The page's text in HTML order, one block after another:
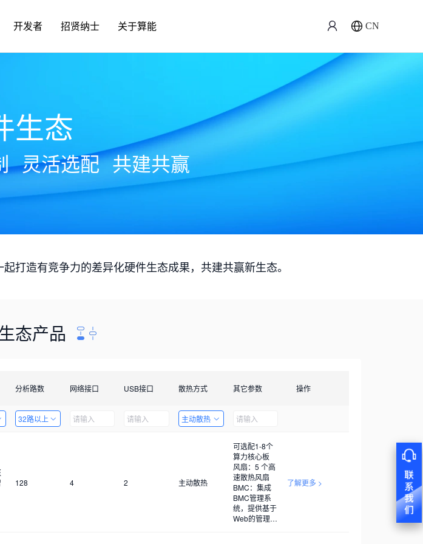
开发者 招贤纳士 关于算能 CN
生态
灵活选配 共建共赢
打造有竞争力的差异化硬件生态成果，共建共赢新生态。
态产品
分析路数 网络接口 USB接口 散热方式 其它参数 操作
32路以上 主动散热
128 4 2 主动散热
可选配1-8个
算力核心板
风扇：5 个高
速散热风扇
BMC：集成
BMC管理系
统，提供基于
Web的管理界
了解更多 >